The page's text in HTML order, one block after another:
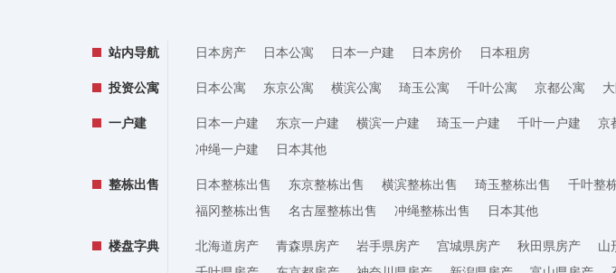
站内导航 日本房产 日本公寓 日本一户建 日本房价
日本租房
投资公寓
日本公寓 东京公寓 横滨公寓 琦玉公寓 千叶公寓 京都公寓
一户建
日本一户建 东京一户建 横滨一户建 琦玉一户建 千叶一户建 京
冲绳一户建
日本其他
整栋出售
日本整栋出售 东京整栋出售 横滨整栋出售 琦玉整栋出售 千叶整
福冈整栋出售
名古屋整栋出售 冲绳整栋出售
日本其他
楼盘字典
北海道房产 青森県房产 岩手県房产 宫城県房产 秋田県房产 山